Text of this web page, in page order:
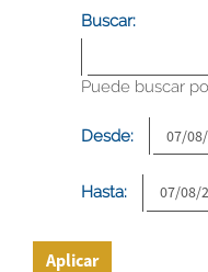
Buscar:
Puede buscar
Desde:
Hasta:
Aplicar